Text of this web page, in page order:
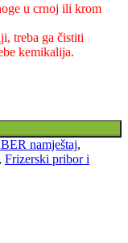
u crnoj ili krom
treba ga čistiti
kemikalija.
namještaj,
, Frizerski pribor i